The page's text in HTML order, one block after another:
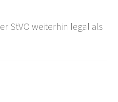
StVO weiterhin legal als